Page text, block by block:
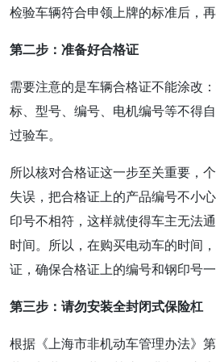
检验车辆符合申领上牌的标准后，再
第二步：准备好合格证
需要注意的是车辆合格证不能涂改
标、型号、编号、电机编号等不得
过验车。
所以核对合格证这一步至关重要，
失误，把合格证上的产品编号不小
印号不相符，这样就使得车主无法
时间。所以，在购买电动车的时间
证，确保合格证上的编号和钢印号一
第三步：请勿安装全封闭式保险杠
根据《上海市非机动车管理办法》